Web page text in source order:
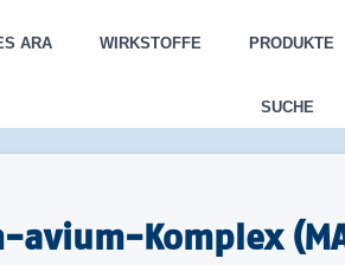
ARA WIRKSTOFFE PRODUKTE
SUCHE
Komplex